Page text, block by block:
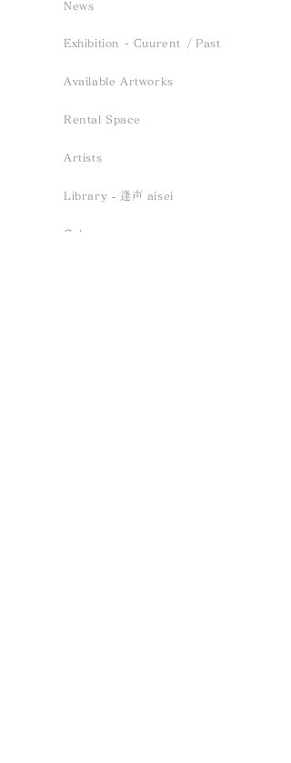
Event- 2026.12.13 sun
News
/ Past
Exhibition - Cuurent
Available Artworks
Rental Space
Artists
Library ‐ 逢声 aisei
Column